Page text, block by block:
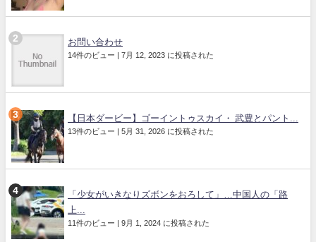
お問い合わせ
14件のビュー | 7月 12, 2023 に投稿された
【日本ダービー】ゴーイントゥスカイ・ 武豊とパント...
13件のビュー | 5月 31, 2026 に投稿された
「少女がいきなりズボンをおろして」…中国人の「路
上...
11件のビュー | 9月 1, 2024 に投稿された